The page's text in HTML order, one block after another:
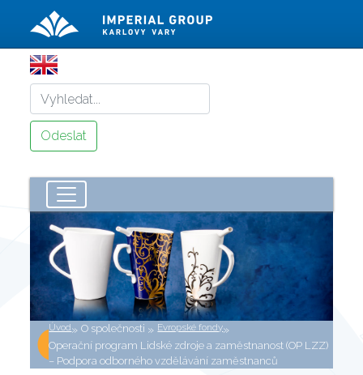
Úvod»O společnosti »Evropské fondy»
Operační program Lidské zdroje a zaměstnanost (OP LZZ)
– Podpora odborného vzdělávání zaměstnanců